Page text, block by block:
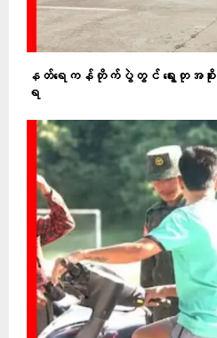
နတ်ရေကန်တိုက်ပွဲတွင် ရွေးတုအစို
ရ